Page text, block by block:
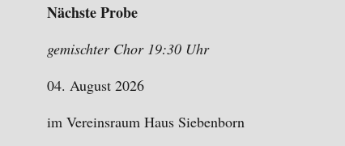
Nächste Probe
gemischter Chor 19:30 Uhr
04. August 2026
im Vereinsraum Haus Siebenborn